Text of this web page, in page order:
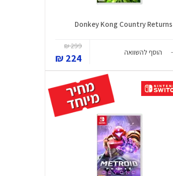
Donkey Kong Country Returns
הוסף להשוואה
299 ₪
224 ₪